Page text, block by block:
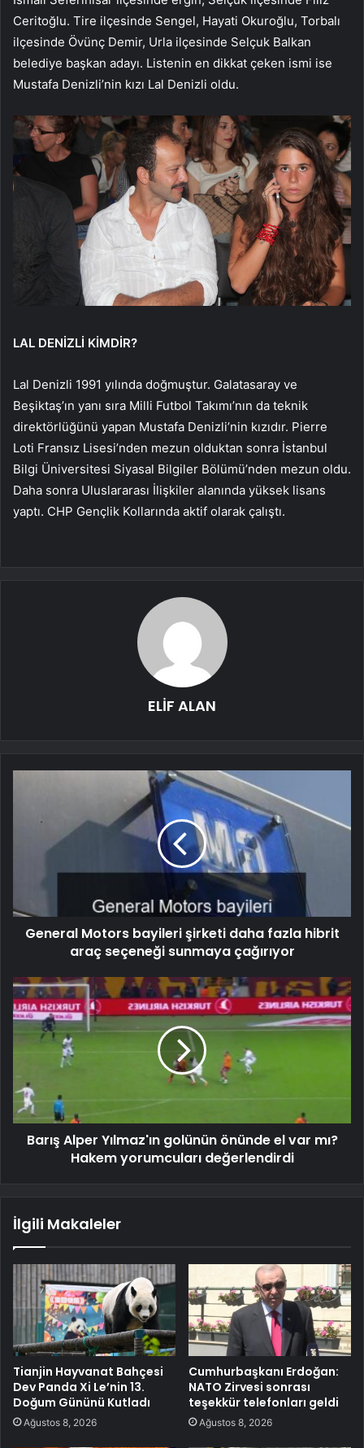
Ceritoğlu. Tire ilçesinde Sengel, Hayati Okuroğlu, Torbalı
ilçesinde Övünç Demir, Urla ilçesinde Selçuk Balkan
belediye başkan adayı. Listenin en dikkat çeken ismi ise
Mustafa Denizli’nin kızı Lal Denizli oldu.
LAL DENİZLİ KİMDİR?
Lal Denizli 1991 yılında doğmuştur. Galatasaray ve
Beşiktaş’ın yanı sıra Milli Futbol Takımı’nın da teknik
direktörlüğünü yapan Mustafa Denizli’nin kızıdır. Pierre
Loti Fransız Lisesi’nden mezun olduktan sonra İstanbul
Bilgi Üniversitesi Siyasal Bilgiler Bölümü’nden mezun oldu.
Daha sonra Uluslararası İlişkiler alanında yüksek lisans
yaptı. CHP Gençlik Kollarında aktif olarak çalıştı.
ELİF ALAN
General Motors bayileri şirketi daha fazla hibrit
araç seçeneği sunmaya çağırıyor
Barış Alper Yılmaz'ın golünün önünde el var mı?
Hakem yorumcuları değerlendirdi
İlgili Makaleler
Tianjin Hayvanat Bahçesi
Dev Panda Xi Le’nin 13.
Doğum Gününü Kutladı
Ağustos 8, 2026
Cumhurbaşkanı Erdoğan:
NATO Zirvesi sonrası
teşekkür telefonları geldi
Ağustos 8, 2026